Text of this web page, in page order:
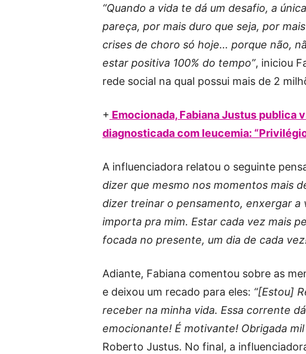
“Quando a vida te dá um desafio, a
pareça, por mais duro que seja, por
crises de choro só hoje… porque não,
estar positiva 100% do tempo”, iniciou
rede social na qual possui mais de 2
+ Emocionada, Fabiana Justus publica
diagnosticada com leucemia:
A influenciadora relatou o seguinte
dizer que mesmo nos momentos mais
dizer treinar o pensamento, enxergar
importa pra mim. Estar cada vez mais
focada no presente, um dia de cada
Adiante, Fabiana comentou sobre as
e deixou um recado para eles: “[Estou]
receber na minha vida. Essa corrente
emocionante! É motivante! Obrigada
Roberto Justus. No final, a